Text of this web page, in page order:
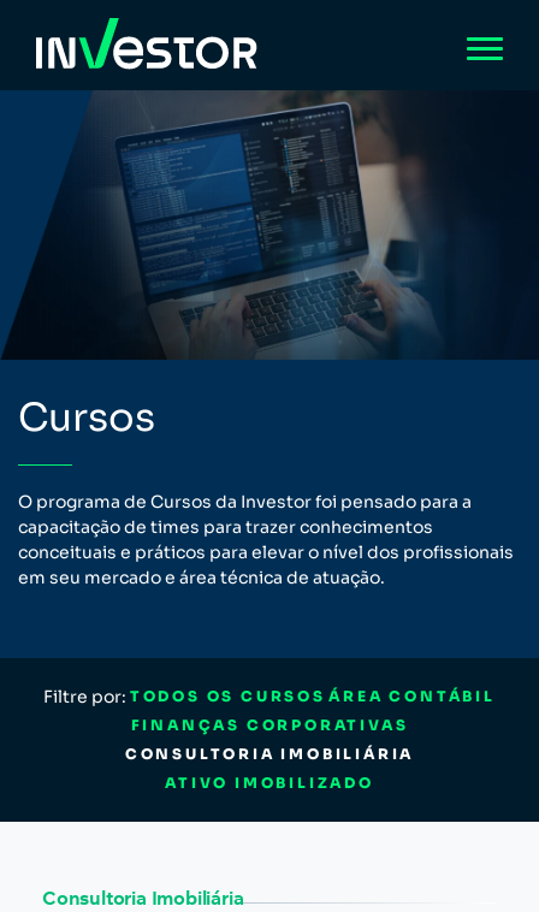
Cursos
O programa de Cursos da Investor foi pensado para a
capacitação de times para trazer conhecimentos
conceituais e práticos para elevar o nível dos profissionais
em seu mercado e área técnica de atuação.
Filtre por: TODOS OS CURSOS ÁREA CONTÁBIL
FINANÇAS CORPORATIVAS
CONSULTORIA IMOBILIÁRIA
ATIVO IMOBILIZADO
Consultoria Imobiliária